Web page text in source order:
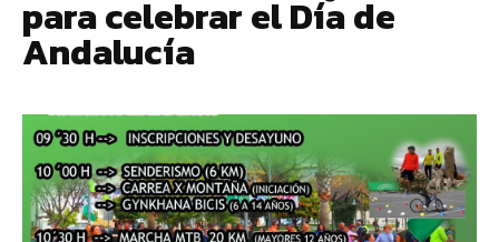
para celebrar el Día de
Andalucía